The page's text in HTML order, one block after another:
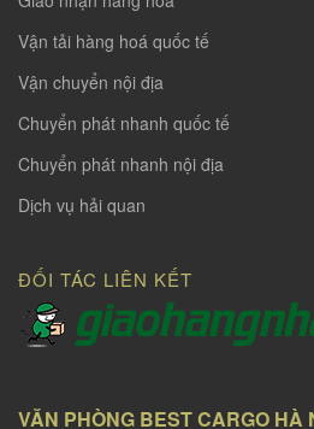
Vận tải hàng hoá quốc tế
Vận chuyển nội địa
Chuyển phát nhanh quốc tế
Chuyển phát nhanh nội địa
Dịch vụ hải quan
ĐỐI TÁC LIÊN KẾT
VĂN PHÒNG BEST CARGO HÀ